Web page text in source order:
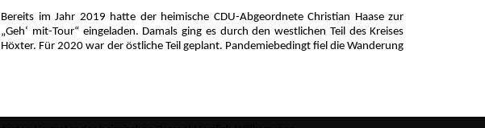
Bereits im Jahr 2019 hatte der heimische CDU-Abgeordnete Christian Haase zur
Geh‘ mit-Tour“ eingeladen. Damals ging es durch den westlichen Teil des Kreises
Höxter. Für 2020 war der östliche Teil geplant. Pandemiebedingt fiel die Wanderung